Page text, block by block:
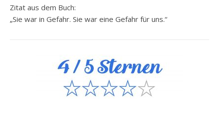
Zitat aus dem Buch:
„Sie war in Gefahr. Sie war eine Gefahr für uns.“